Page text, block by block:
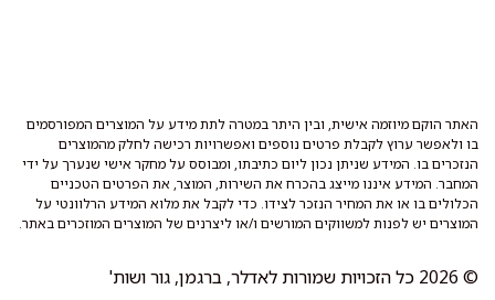
האתר הוקם מיוזמה אישית, ובין היתר במטרה לתת מידע על המוצרים המפורסמים
בו ולאפשר ערוץ לקבלת פרטים נוספים ואפשרויות רכישה לחלק מהמוצרים
הנזכרים בו. המידע שניתן נכון ליום כתיבתו, ומבוסס על מחקר אישי שנערך על ידי
המחבר. המידע איננו מייצג בהכרח את השירות, המוצר, את הפרטים הטכניים
הכלולים בו או את המחיר הנזכר לצידו. כדי לקבל את מלוא המידע הרלוונטי על
המוצרים יש לפנות למשווקים המורשים ו/או ליצרנים של המוצרים המוזכרים באתר.
© 2026 כל הזכויות שמורות לאדלר, ברגמן, גור ושות'